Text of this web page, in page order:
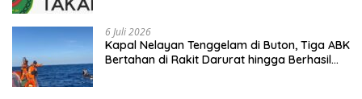
6 Juli 2026
Kapal Nelayan Tenggelam di Buton, Tiga ABK
Bertahan di Rakit Darurat hingga Berhasil